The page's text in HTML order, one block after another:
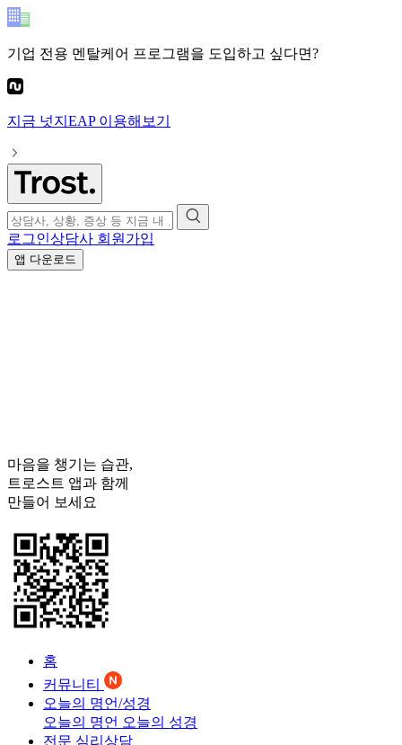
기업 전용 멘탈케어 프로그램을 도입하고 싶다면?
지금 넛지EAP이용해보기
로그인상담사 회원가입
앱 다운로드
마음을 챙기는 습관,
트로스트 앱과 함께
만들어 보세요
홈
커뮤니티
오늘의 명언/성경
오늘의 명언 오늘의 성경
전문 심리상담